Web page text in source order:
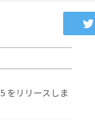
をリリースしま